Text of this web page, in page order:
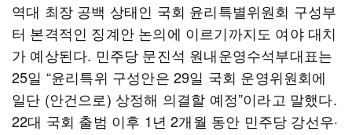
역대 최장 공백 상태인 국회 윤리특별위원회 구성부
터 본격적인 징계안 논의에 이르기까지도 여야 대치
가 예상된다. 민주당 문진석 원내운영수석부대표는
25일 “윤리특위 구성안은 29일 국회 운영위원회에
일단 (안건으로) 상정해 의결할 예정”이라고 말했다.
22대 국회 출범 이후 1년 2개월 동안 민주당 강선우·